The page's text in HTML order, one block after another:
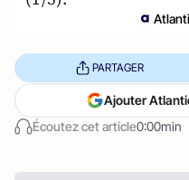
Écoutez cet article0:00min
PARTAGER
Ajouter